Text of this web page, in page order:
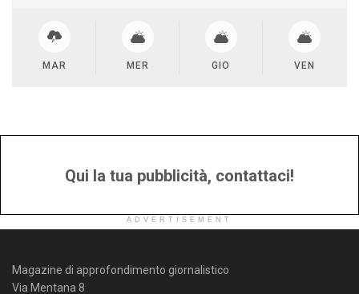
MAR MER GIO VEN
Qui la tua pubblicità, contattaci!
ADVERTISEMENT
Magazine di approfondimento giornalistico
Via Mentana 8